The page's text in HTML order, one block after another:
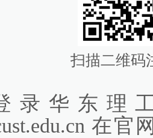
扫描二维码
录华东理
在